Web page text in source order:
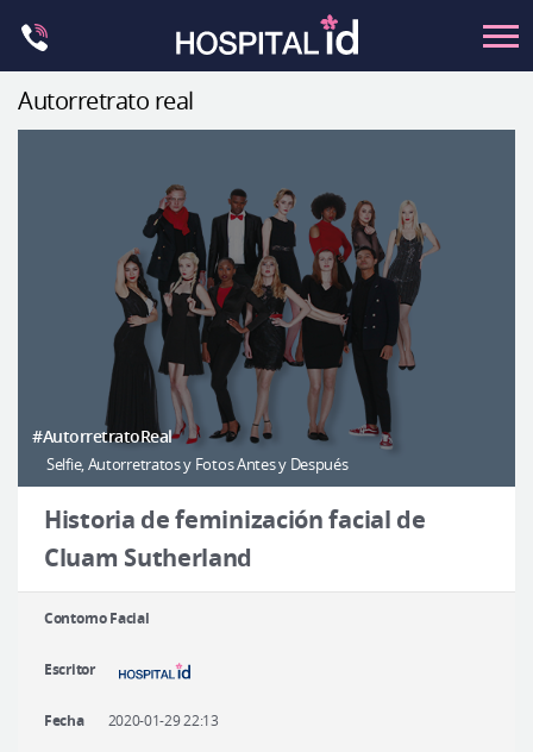
content
Anti-envejecimiento
Contorno del cuerpo
Let Me In
Introducción del hospital
Cirugía plástica segura
Consulta en línea
Autorretrato real
#AutorretratoReal
Selfie, Autorretratos y Fotos Antes y Después
Historia de feminización facial de
Cluam Sutherland
Contorno Facial
Escritor
Fecha 2020-01-29 22:13